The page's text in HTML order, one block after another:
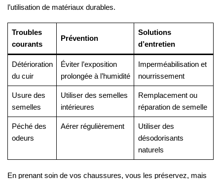
l’utilisation de matériaux durables.
Troubles
courants
Prévention
Solutions
d’entretien
Détérioration
du cuir
Éviter l’exposition
prolongée à l’humidité
Imperméabilisation et
nourrissement
Usure des
semelles
Utiliser des semelles
intérieures
Remplacement ou
réparation de semelle
Péché des
odeurs
Aérer régulièrement
Utiliser des
désodorisants
naturels
En prenant soin de vos chaussures, vous les préservez, mais